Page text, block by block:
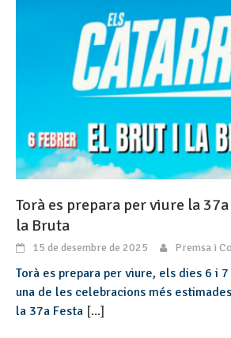
Torà es prepara per viure la
la Bruta
15 de desembre de 2025 Premsa i
Torà es prepara per viure, els dies 6 i
una de les celebracions més
la 37a Festa [...]